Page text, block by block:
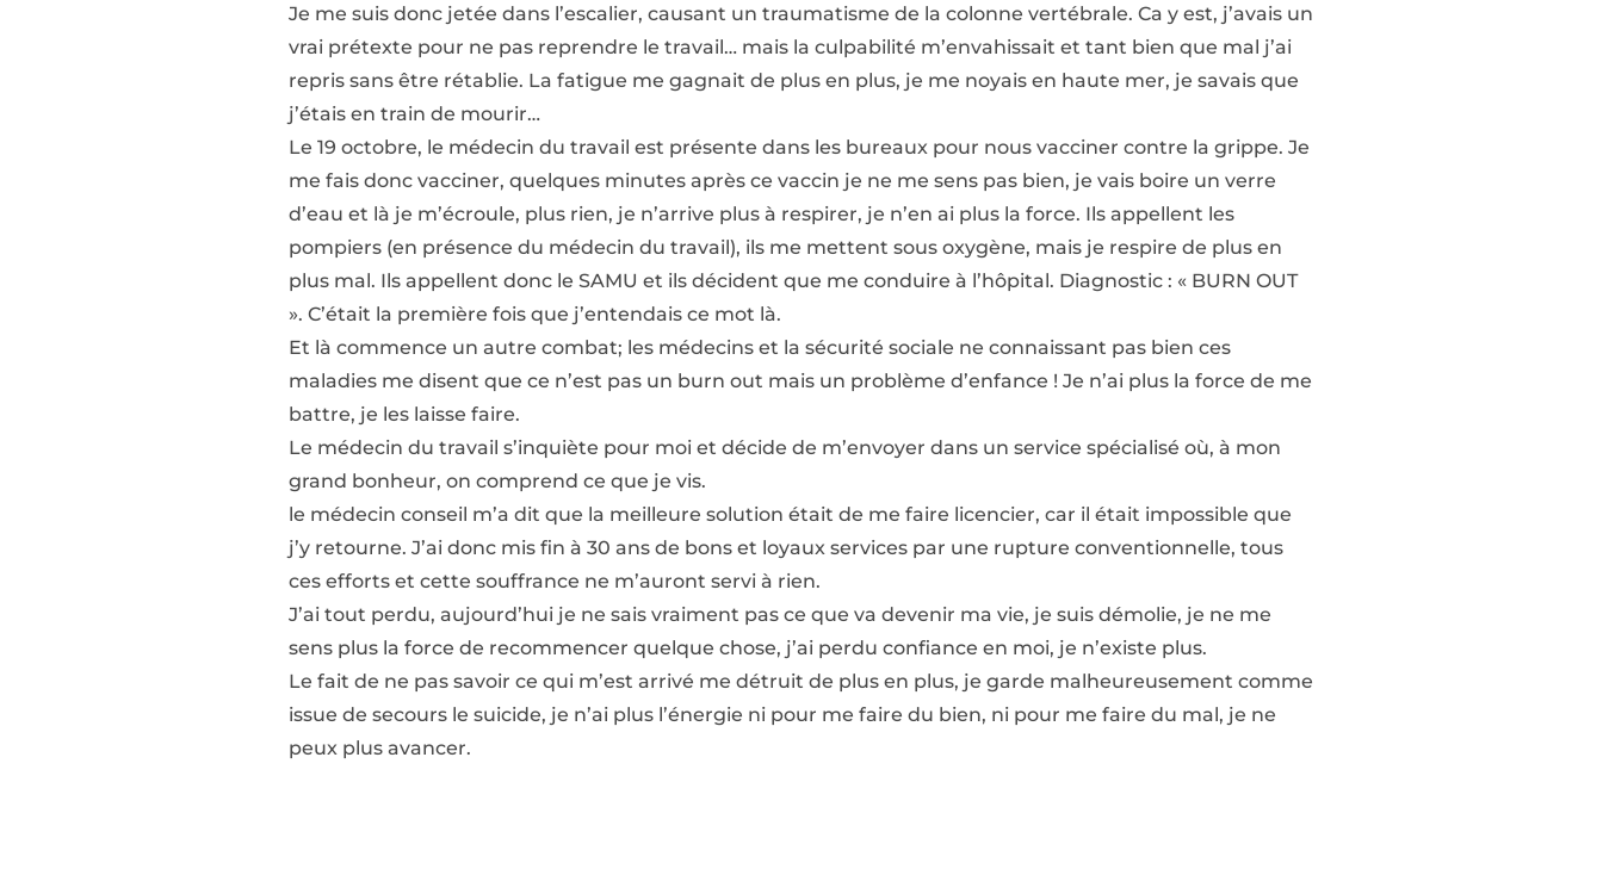
Je me suis donc jetée dans l’escalier, causant un traumatisme de la colonne vertébrale. Ca y est, j’avais un
vrai prétexte pour ne pas reprendre le travail… mais la culpabilité m’envahissait et tant bien que mal j’ai
repris sans être rétablie. La fatigue me gagnait de plus en plus, je me noyais en haute mer, je savais que
j’étais en train de mourir…
Le 19 octobre, le médecin du travail est présente dans les bureaux pour nous vacciner contre la grippe. Je
me fais donc vacciner, quelques minutes après ce vaccin je ne me sens pas bien, je vais boire un verre
d’eau et là je m’écroule, plus rien, je n’arrive plus à respirer, je n’en ai plus la force. Ils appellent les
pompiers (en présence du médecin du travail), ils me mettent sous oxygène, mais je respire de plus en
plus mal. Ils appellent donc le SAMU et ils décident que me conduire à l’hôpital. Diagnostic : « BURN OUT
». C’était la première fois que j’entendais ce mot là.
Et là commence un autre combat; les médecins et la sécurité sociale ne connaissant pas bien ces
maladies me disent que ce n’est pas un burn out mais un problème d’enfance ! Je n’ai plus la force de me
battre, je les laisse faire.
Le médecin du travail s’inquiète pour moi et décide de m’envoyer dans un service spécialisé où, à mon
grand bonheur, on comprend ce que je vis.
le médecin conseil m’a dit que la meilleure solution était de me faire licencier, car il était impossible que
j’y retourne. J’ai donc mis fin à 30 ans de bons et loyaux services par une rupture conventionnelle, tous
ces efforts et cette souffrance ne m’auront servi à rien.
J’ai tout perdu, aujourd’hui je ne sais vraiment pas ce que va devenir ma vie, je suis démolie, je ne me
sens plus la force de recommencer quelque chose, j’ai perdu confiance en moi, je n’existe plus.
Le fait de ne pas savoir ce qui m’est arrivé me détruit de plus en plus, je garde malheureusement comme
issue de secours le suicide, je n’ai plus l’énergie ni pour me faire du bien, ni pour me faire du mal, je ne
peux plus avancer.